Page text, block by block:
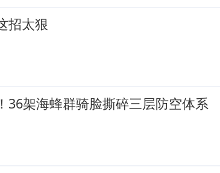
招太狠
36架海蜂群骑脸撕碎三层防空体系